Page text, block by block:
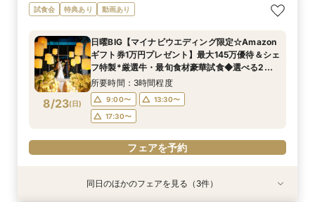
8/22(土 )
【2名～OK！挙式＆会食に◎】少人数*貸切パー
ティー×絶品試食
9:00〜
13:00〜
17:30〜
フェアを予約
8/22(土 )
＼初見学にオススメ／選べるチャペル＆演出体験
×じっくり相談会
9:00〜
13:00〜
17:30〜
フェアを予約
8/22(土 )
短期間でも理想が叶う◆安心サポート×豪華特典
付フェア
9:00〜
13:00〜
17:30〜
フェアを予約
試食会 特典あり 動画あり
8/23(日)
日曜BIG【マイナビウエディング限定☆Amazon
ギフト券1万円プレゼント】最大145万優待＆シェ
フ特製*厳選牛・最旬食材豪華試食◆選べる2つ
のチャペル憧れ挙式体験×最新トレンドアイテム
展示！
所要時間：3時間程度
9:00〜
13:30〜
17:30〜
フェアを予約
特典あり
特典あり
特典あり同日のほかのフェアを見る（3件）